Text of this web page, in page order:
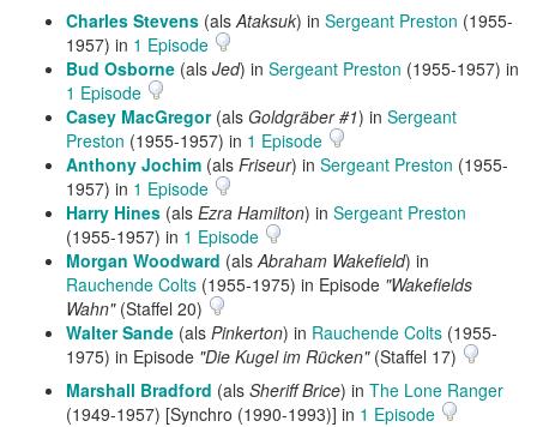
Charles Stevens (alsAtaksuk) in Sergeant Preston (1955-
1957) in 1 Episode
Bud Osborne (als Jed) in Sergeant Preston (1955-1957) in
1 Episode
Casey MacGregor(als Goldgräber #1) in Sergeant
Preston (1955-1957) in 1 Episode
Anthony Jochim (als Friseur) in Sergeant Preston (1955-
1957) in 1 Episode
Harry Hines (als Ezra Hamilton) in Sergeant Preston
(1955-1957) in 1 Episode
Morgan Woodward (alsAbraham Wakefield) in
Rauchende Colts (1955-1975) in Episode "Wakefields
Wahn"(Staffel 20)
Walter Sande (als Pinkerton) in Rauchende Colts (1955-
1975) in Episode "Die Kugel im Rücken"(Staffel 17)
Marshall Bradford (als Sheriff Brice) in The Lone Ranger
(1949-1957) [Synchro (1990-1993)] in 1 Episode